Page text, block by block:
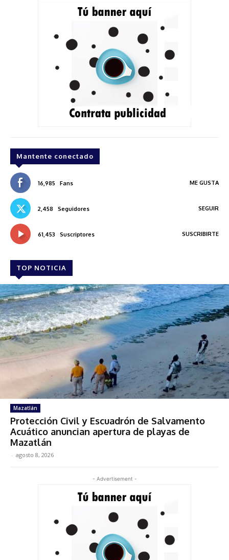
Mantente conectado
16,985 Fans ME GUSTA
2,458 Seguidores SEGUIR
61,453 Suscriptores SUSCRIBIRTE
TOP NOTICIA
Mazatlán
Protección Civil y Escuadrón de Salvamento
Acuático anuncian apertura de playas de
Mazatlán
- agosto 8, 2026
- Advertisement -